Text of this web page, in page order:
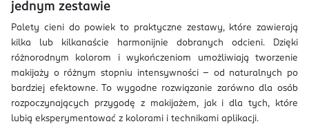
jednym zestawie
Palety cieni do powiek to praktyczne zestawy, które zawierają
kilka lub kilkanaście harmonijnie dobranych odcieni. Dzięki
różnorodnym kolorom i wykończeniom umożliwiają tworzenie
makijaży o różnym stopniu intensywności – od naturalnych po
bardziej efektowne. To wygodne rozwiązanie zarówno dla osób
rozpoczynających przygodę z makijażem, jak i dla tych, które
lubią eksperymentować z kolorami i technikami aplikacji.